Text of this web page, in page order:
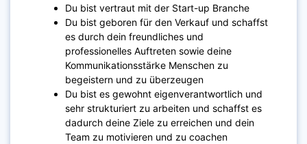
Du bist vertraut mit der Start-up Branche
Du bist geboren für den Verkauf und schaffst
es durch dein freundliches und
professionelles Auftreten sowie deine
Kommunikationsstärke Menschen zu
begeistern und zu überzeugen
Du bist es gewohnt eigenverantwortlich und
sehr strukturiert zu arbeiten und schaffst es
dadurch deine Ziele zu erreichen und dein
Team zu motivieren und zu coachen